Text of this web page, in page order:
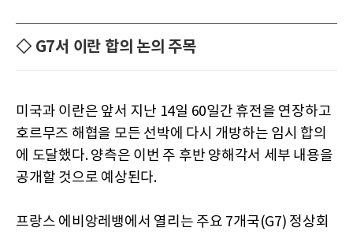
◇ G7서 이란 합의 논의 주목
미국과 이란은 앞서 지난 14일 60일간 휴전을 연장하고
호르무즈 해협을 모든 선박에 다시 개방하는 임시 합의
에 도달했다. 양측은 이번 주 후반 양해각서 세부 내용을
공개할 것으로 예상된다.
프랑스 에비앙레뱅에서 열리는 주요 7개국(G7) 정상회